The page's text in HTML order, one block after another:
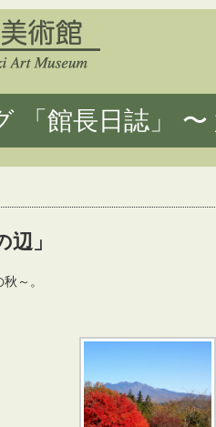
「館長日誌」
」
～。